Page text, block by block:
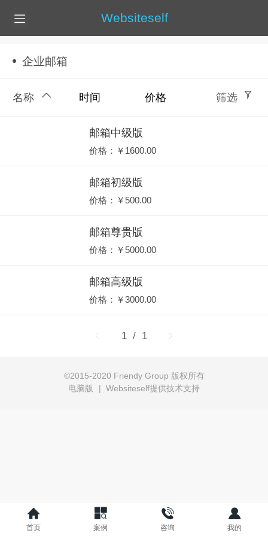
Websiteself
企业邮箱
名称 时间 价格 筛选
邮箱中级版
价格：￥1600.00
邮箱初级版
价格：￥500.00
邮箱尊贵版
价格：￥5000.00
邮箱高级版
价格：￥3000.00
1 / 1
©2015-2020 Friendy Group 版权所有
电脑版
| Websiteself提供技术支持
首页 案例 咨询 我的